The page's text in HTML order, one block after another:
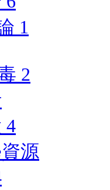
1
2
4
源